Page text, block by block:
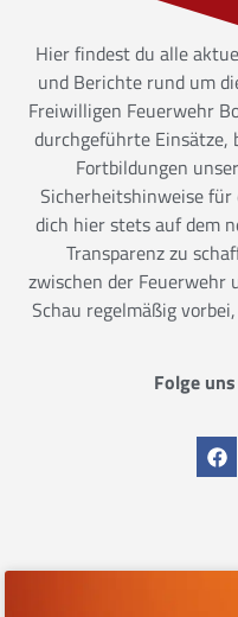
Hier findest du alle
und Berichte rund um
Freiwilligen Feuerwehr
durchgeführte Einsätze,
Fortbildungen
Sicherheitshinweise
dich hier stets auf dem
Transparenz zu
zwischen der Feuerwehr
Schau regelmäßig
Folge